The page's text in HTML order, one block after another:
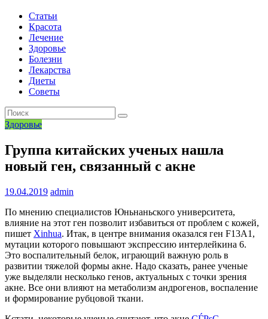
Статьи
Красота
Лечение
Здоровье
Болезни
Лекарства
Диеты
Советы
Здоровье
Группа китайских ученых нашла
новый ген, связанный с акне
19.04.2019 admin
По мнению специалистов Юньнаньского университета,
влияние на этот ген позволит избавиться от проблем с кожей,
пишет Xinhua. Итак, в центре внимания оказался ген F13A1,
мутации которого повышают экспрессию интерлейкина 6.
Это воспалительный белок, играющий важную роль в
развитии тяжелой формы акне. Надо сказать, ранее ученые
уже выделяли несколько генов, актуальных с точки зрения
акне. Все они влияют на метаболизм андрогенов, воспаление
и формирование рубцовой ткани.